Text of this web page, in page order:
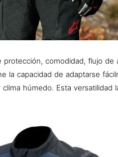
protección, comodidad, flujo de
la capacidad de adaptarse
húmedo. Esta versatilidad